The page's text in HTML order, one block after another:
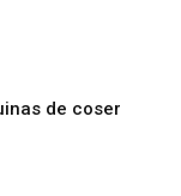
de coser